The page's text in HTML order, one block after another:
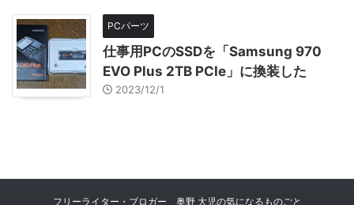
PCパーツ
仕事用PCのSSDを「Samsung 970
EVO Plus 2TB PCIe」に換装した
2023/12/1
フリーライター・ブロガー 奥野 大児の気になるものごと